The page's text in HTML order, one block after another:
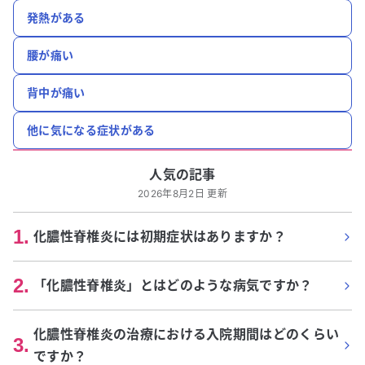
発熱がある
腰が痛い
背中が痛い
他に気になる症状がある
人気の記事
2026年8月2日 更新
1. 化膿性脊椎炎には初期症状はありますか？
2. 「化膿性脊椎炎」とはどのような病気ですか？
3. 化膿性脊椎炎の治療における入院期間はどのくらい
ですか？